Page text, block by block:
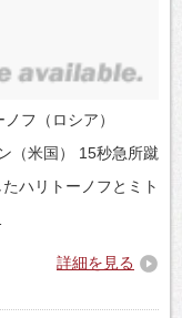
フ（ロシア）
（米国） 15秒急所蹴
ハリトーノフとミト
詳細を見る